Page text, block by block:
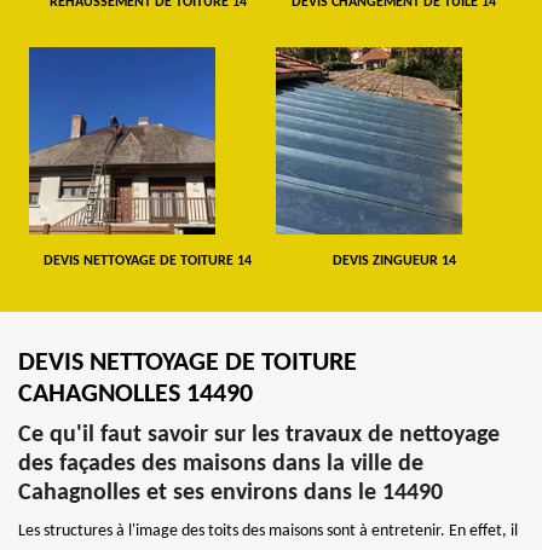
DEVIS NETTOYAGE DE TOITURE 14 DEVIS ZINGUEUR 14
DEVIS NETTOYAGE DE TOITURE
CAHAGNOLLES 14490
Ce qu'il faut savoir sur les travaux de nettoyage
des façades des maisons dans la ville de
Cahagnolles et ses environs dans le 14490
Les structures à l'image des toits des maisons sont à entretenir. En effet, il